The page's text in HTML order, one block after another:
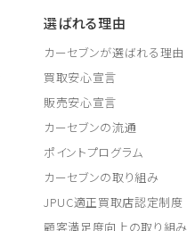
選ばれる理由
カーセブンが選ばれる理由
買取安心宣言
販売安心宣言
カーセブンの流通
ポイントプログラム
カーセブンの取り組み
JPUC適正買取店認定制度
顧客満足度向上の取り組み